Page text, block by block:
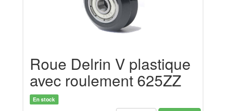
Roue Delrin V plastique
avec roulement 625ZZ
En stock